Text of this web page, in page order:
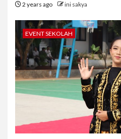
2 years ago ini sakya
EVENT SEKOLAH